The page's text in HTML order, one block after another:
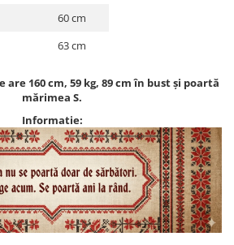
60 cm
63 cm
160 cm, 59 kg, 89 cm în bust și poartă
mărimea S.
Informatie: